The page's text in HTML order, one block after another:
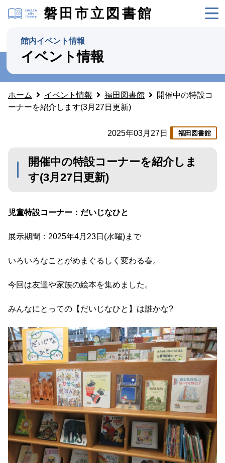
磐田市立図書館
館内イベント情報
イベント情報
ホーム イベント情報 福田図書館
開催中の特設コ
ーナーを紹介します(3月27日更新)
2025年03月27日 福田図書館
開催中の特設コーナーを紹介しま
す(3月27日更新)
児童特設コーナー：だいじなひと
展示期間：2025年4月23日(水曜)まで
いろいろなことがめまぐるしく変わる春。
今回は友達や家族の絵本を集めました。
みんなにとっての【だいじなひと】は誰かな?